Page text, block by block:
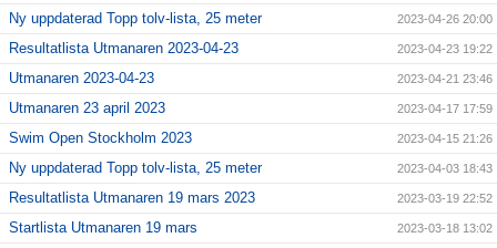
Ny uppdaterad Topp tolv-lista, 25 meter 2023-04-26 20:00
Resultatlista Utmanaren 2023-04-23 2023-04-23 19:22
Utmanaren 2023-04-23 2023-04-21 23:46
Utmanaren 23 april 2023 2023-04-17 17:59
Swim Open Stockholm 2023 2023-04-15 21:26
Ny uppdaterad Topp tolv-lista, 25 meter 2023-04-03 18:43
Resultatlista Utmanaren 19 mars 2023 2023-03-19 22:52
Startlista Utmanaren 19 mars 2023-03-18 13:02